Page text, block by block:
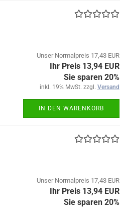
Unser Normalpreis 17,43 EUR
Ihr Preis 13,94 EUR
Sie sparen 20%
inkl. 19% MwSt. zzgl. Versand
IN DEN WARENKORB
Unser Normalpreis 17,43 EUR
Ihr Preis 13,94 EUR
Sie sparen 20%